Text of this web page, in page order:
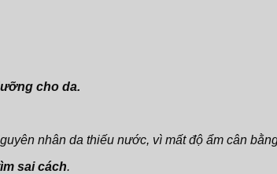
cho da.
nhân da thiếu nước, vì mất độ ẩm cân
sai cách.